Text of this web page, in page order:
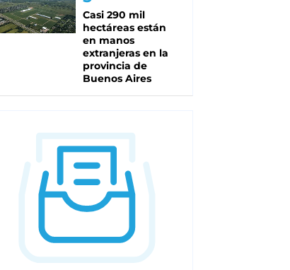
Casi 290 mil
hectáreas están
en manos
extranjeras en la
provincia de
Buenos Aires